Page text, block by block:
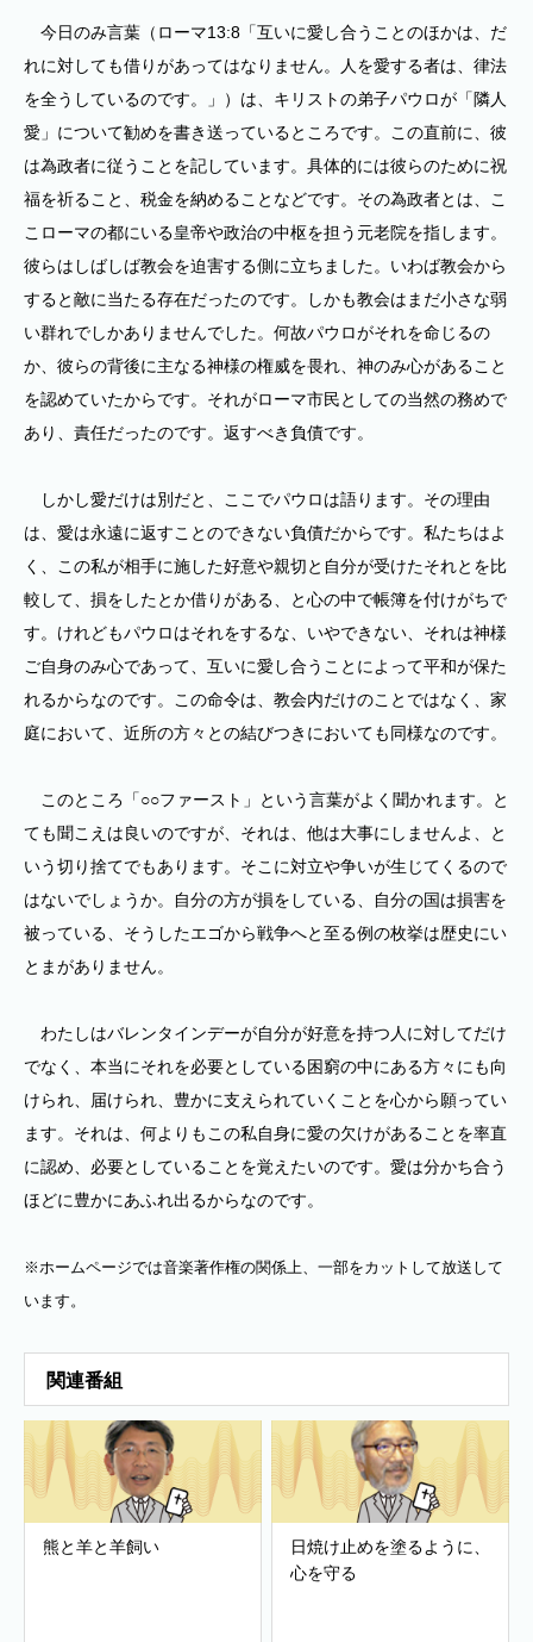
今日のみ言葉（ローマ13:8「互いに愛し合うことのほかは、だ
れに対しても借りがあってはなりません。人を愛する者は、律法
を全うしているのです。」）は、キリストの弟子パウロが「隣人
愛」について勧めを書き送っているところです。この直前に、彼
は為政者に従うことを記しています。具体的には彼らのために祝
福を祈ること、税金を納めることなどです。その為政者とは、こ
こローマの都にいる皇帝や政治の中枢を担う元老院を指します。
彼らはしばしば教会を迫害する側に立ちました。いわば教会から
すると敵に当たる存在だったのです。しかも教会はまだ小さな弱
い群れでしかありませんでした。何故パウロがそれを命じるの
か、彼らの背後に主なる神様の権威を畏れ、神のみ心があること
を認めていたからです。それがローマ市民としての当然の務めで
あり、責任だったのです。返すべき負債です。
しかし愛だけは別だと、ここでパウロは語ります。その理由
は、愛は永遠に返すことのできない負債だからです。私たちはよ
く、この私が相手に施した好意や親切と自分が受けたそれとを比
較して、損をしたとか借りがある、と心の中で帳簿を付けがちで
す。けれどもパウロはそれをするな、いやできない、それは神様
ご自身のみ心であって、互いに愛し合うことによって平和が保た
れるからなのです。この命令は、教会内だけのことではなく、家
庭において、近所の方々との結びつきにおいても同様なのです。
このところ「○○ファースト」という言葉がよく聞かれます。と
ても聞こえは良いのですが、それは、他は大事にしませんよ、と
いう切り捨てでもあります。そこに対立や争いが生じてくるので
はないでしょうか。自分の方が損をしている、自分の国は損害を
被っている、そうしたエゴから戦争へと至る例の枚挙は歴史にい
とまがありません。
わたしはバレンタインデーが自分が好意を持つ人に対してだけ
でなく、本当にそれを必要としている困窮の中にある方々にも向
けられ、届けられ、豊かに支えられていくことを心から願ってい
ます。それは、何よりもこの私自身に愛の欠けがあることを率直
に認め、必要としていることを覚えたいのです。愛は分かち合う
ほどに豊かにあふれ出るからなのです。
※ホームページでは音楽著作権の関係上、一部をカットして放送して
います。
関連番組
熊と羊と羊飼い
日焼け止めを塗るように、
心を守る